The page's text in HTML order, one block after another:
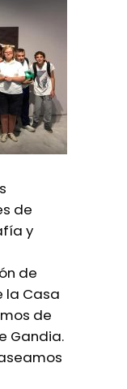
de
y
de
la Casa
de
Gandia.